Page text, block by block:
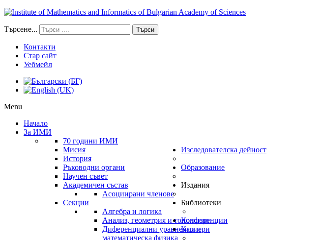
Търсене... Търси
Контакти
Стар сайт
Уебмейл
Menu
Начало
За ИМИ
70 години ИМИ
Мисия
История
Ръководни органи
Научен съвет
Академичен състав
Асоциирани членове
Секции
Алгебра и логика
Анализ, геометрия и топология
Диференциални уравнения и
математическа физика
Изследователска дейност
Образование
Издания
Библиотеки
Конференции
Кариери